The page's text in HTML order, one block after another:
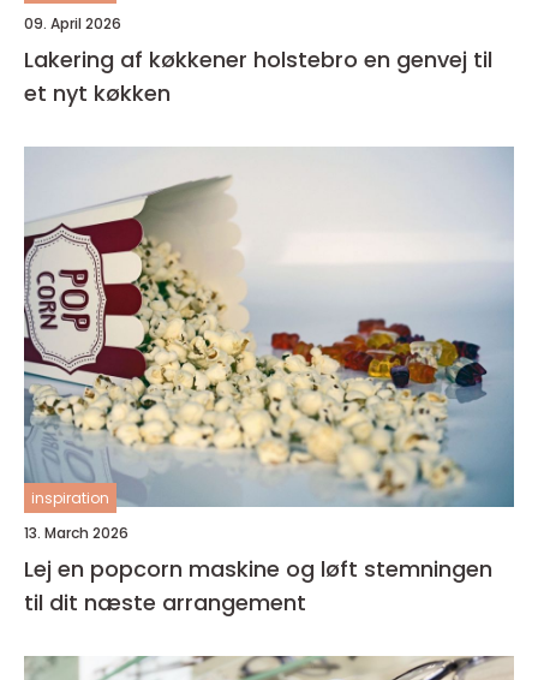
09. April 2026
Lakering af køkkener holstebro en genvej til
et nyt køkken
inspiration
13. March 2026
Lej en popcorn maskine og løft stemningen
til dit næste arrangement